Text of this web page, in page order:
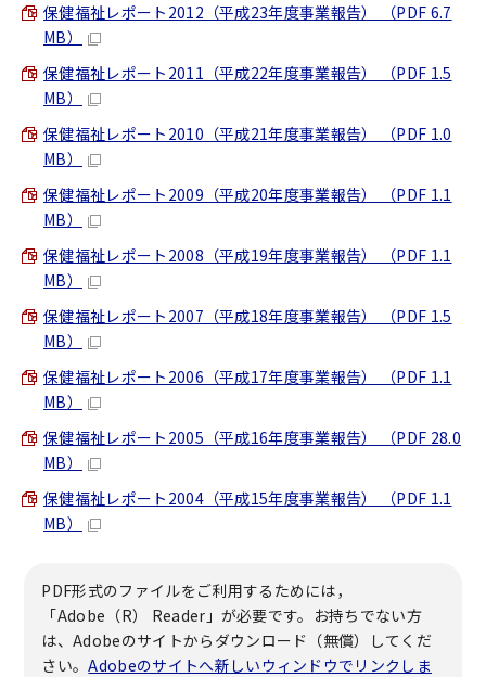
保健福祉レポート2012（平成23年度事業報告） （PDF 6.7
MB）
保健福祉レポート2011（平成22年度事業報告） （PDF 1.5
MB）
保健福祉レポート2010（平成21年度事業報告） （PDF 1.0
MB）
保健福祉レポート2009（平成20年度事業報告） （PDF 1.1
MB）
保健福祉レポート2008（平成19年度事業報告） （PDF 1.1
MB）
保健福祉レポート2007（平成18年度事業報告） （PDF 1.5
MB）
保健福祉レポート2006（平成17年度事業報告） （PDF 1.1
MB）
保健福祉レポート2005（平成16年度事業報告） （PDF 28.0
MB）
保健福祉レポート2004（平成15年度事業報告） （PDF 1.1
MB）
PDF形式のファイルをご利用するためには，
「Adobe（R） Reader」が必要です。お持ちでない方
は、Adobeのサイトからダウンロード（無償）してくだ
さい。Adobeのサイトへ新しいウィンドウでリンクしま